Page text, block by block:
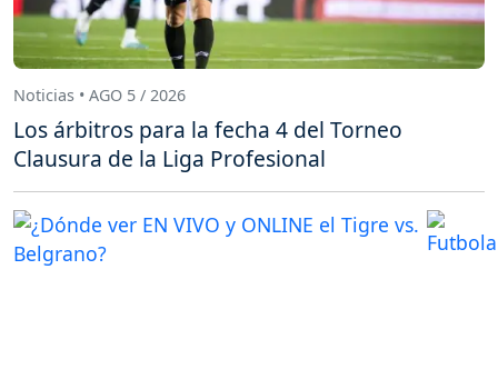
Noticias • AGO 5 / 2026
Los árbitros para la fecha 4 del Torneo
Clausura de la Liga Profesional